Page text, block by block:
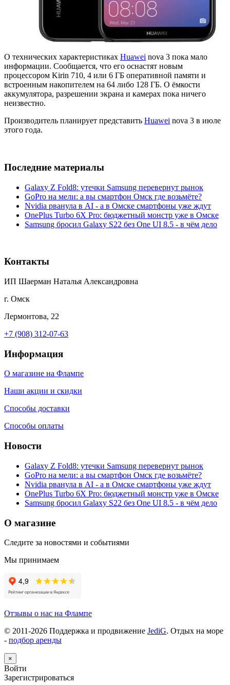
О технических характеристиках Huawei nova 3 пока мало
информации. Сообщается, что его оснастят новым
процессором Kirin 710, 4 или 6 ГБ оперативной памяти и
встроенным накопителем на 64 либо 128 ГБ. О ёмкости
аккумулятора, разрешении экрана и камерах пока ничего
неизвестно.
Производитель планирует представить Huawei nova 3 в июле
этого года.
Последние материалы
Galaxy Z Fold8: утечки Samsung перевернут рынок
GoPro на мели: а вы смартфон Омск где возьмёте?
Nvidia рванула в AI - а в Омске смартфоны уже ждут
OnePlus Turbo 6X Pro: бюджетный монстр уже в Омске
Samsung бросил Galaxy S22 без One UI 8.5 - в чём дело
Контакты
ИП Шаерман Наталья Александровна
г. Омск
Лермонтова, 22
+7 (908) 312-07-63
Информация
О магазине на Флампе
Наши акции и скидки
Способы доставки
Способы оплаты
Новости
Galaxy Z Fold8: утечки Samsung перевернут рынок
GoPro на мели: а вы смартфон Омск где возьмёте?
Nvidia рванула в AI - а в Омске смартфоны уже ждут
OnePlus Turbo 6X Pro: бюджетный монстр уже в Омске
Samsung бросил Galaxy S22 без One UI 8.5 - в чём дело
О магазине
Следите за новостями и событиями
Мы принимаем
Отзывы о нас на Флампе
© 2011-2026 Поддержка и продвижение JediG. Отдых на море
- подбор аренды
×
Войти
Зарегистрироваться